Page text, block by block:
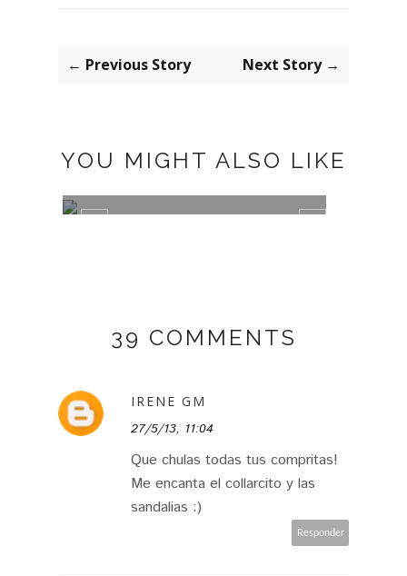
← Previous Story Next Story →
YOU MIGHT ALSO LIKE
39 COMMENTS
IRENE GM
27/5/13, 11:04
Que chulas todas tus compritas!
Me encanta el collarcito y las
sandalias :)
Responder